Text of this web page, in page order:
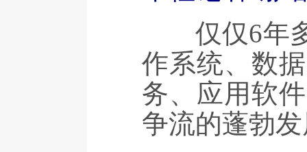
仅仅6年多
作系统、数
务、应用软
争流的蓬勃